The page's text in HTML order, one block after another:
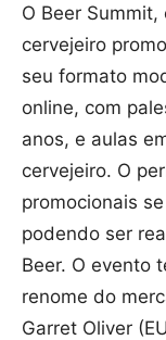
O Beer
cervejeiro
seu formato
online, com
anos, e aulas
cervejeiro. O
promocionais
podendo ser
Beer. O evento
renome do
Garret Oliver